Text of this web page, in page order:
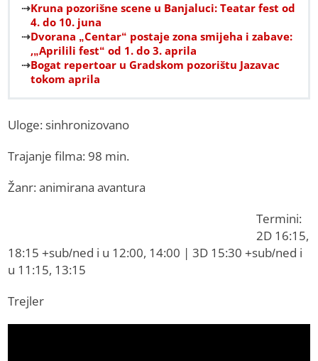
Kruna pozorišne scene u Banjaluci: Teatar fest od
4. do 10. juna
Dvorana „Centar“ postaje zona smijeha i zabave:
,„Aprilili fest“ od 1. do 3. aprila
Bogat repertoar u Gradskom pozorištu Jazavac
tokom aprila
Uloge: sinhronizovano
Trajanje filma: 98 min.
Žanr: animirana avantura
Termini:
2D 16:15,
18:15 +sub/ned i u 12:00, 14:00 | 3D 15:30 +sub/ned i
u 11:15, 13:15
Trejler